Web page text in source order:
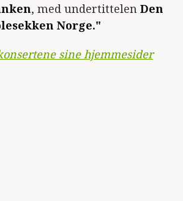
, med undertittelen Den
Norge."
sine hjemmesider